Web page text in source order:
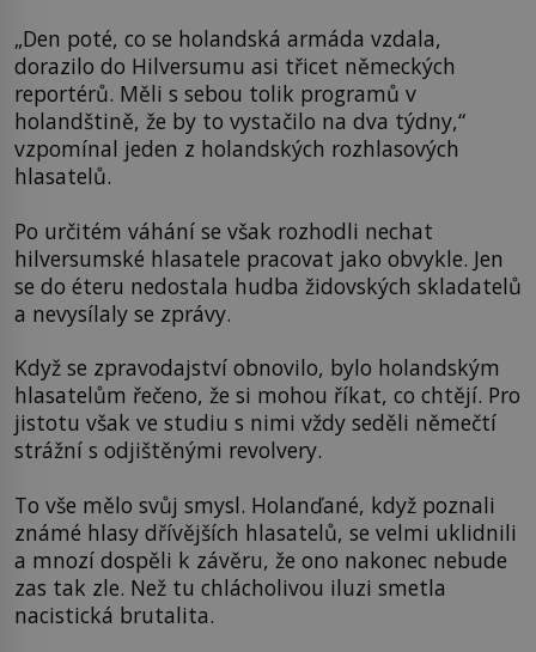
„Den poté, co se holandská armáda vzdala,
dorazilo do Hilversumu asi třicet německých
reportérů. Měli s sebou tolik programů v
holandštině, že by to vystačilo na dva týdny,“
vzpomínal jeden z holandských rozhlasových
hlasatelů.
Po určitém váhání se však rozhodli nechat
hilversumské hlasatele pracovat jako obvykle. Jen
se do éteru nedostala hudba židovských skladatelů
a nevysílaly se zprávy.
Když se zpravodajství obnovilo, bylo holandským
hlasatelům řečeno, že si mohou říkat, co chtějí. Pro
jistotu však ve studiu s nimi vždy seděli němečtí
strážní s odjištěnými revolvery.
To vše mělo svůj smysl. Holanďané, když poznali
známé hlasy dřívějších hlasatelů, se velmi uklidnili
a mnozí dospěli k závěru, že ono nakonec nebude
zas tak zle. Než tu chlácholivou iluzi smetla
nacistická brutalita.